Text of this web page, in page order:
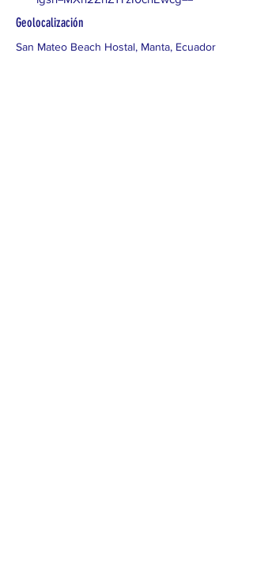
Geolocalización
San Mateo Beach Hostal, Manta, Ecuador